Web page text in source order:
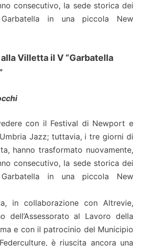
consecutivo, la sede storica dei
in una piccola New
Villetta il V “Garbatella
con il Festival di Newport e
Jazz; tuttavia, i tre giorni di
hanno trasformato nuovamente,
consecutivo, la sede storica dei
in una piccola New
in collaborazione con Altrevie,
dell’Assessorato al Lavoro della
e con il patrocinio del Municipio
è riuscita ancora una